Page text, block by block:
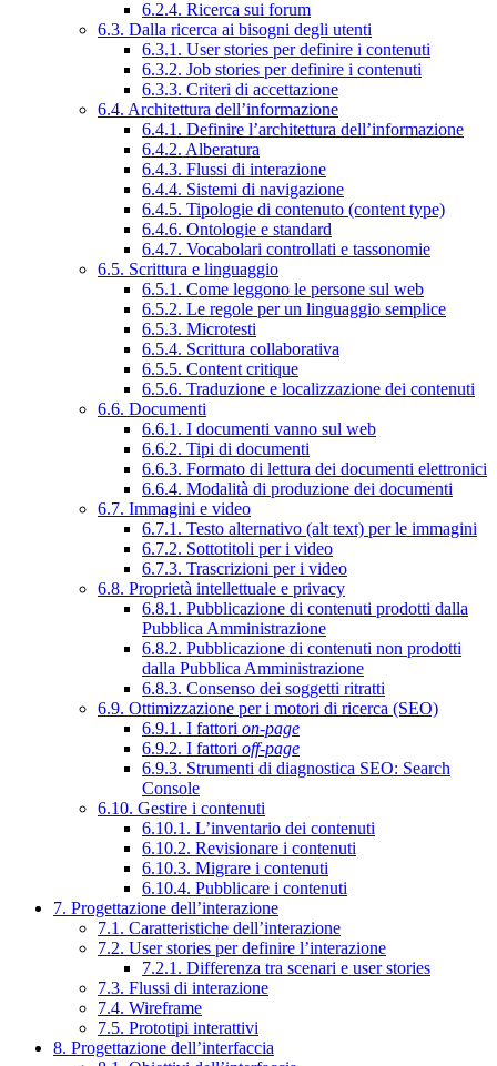
6.2.4. Ricerca sui forum
6.3. Dalla ricerca ai bisogni degli utenti
6.3.1. User stories per definire i contenuti
6.3.2. Job stories per definire i contenuti
6.3.3. Criteri di accettazione
6.4. Architettura dell’informazione
6.4.1. Definire l’architettura dell’informazione
6.4.2. Alberatura
6.4.3. Flussi di interazione
6.4.4. Sistemi di navigazione
6.4.5. Tipologie di contenuto (content type)
6.4.6. Ontologie e standard
6.4.7. Vocabolari controllati e tassonomie
6.5. Scrittura e linguaggio
6.5.1. Come leggono le persone sul web
6.5.2. Le regole per un linguaggio semplice
6.5.3. Microtesti
6.5.4. Scrittura collaborativa
6.5.5. Content critique
6.5.6. Traduzione e localizzazione dei contenuti
6.6. Documenti
6.6.1. I documenti vanno sul web
6.6.2. Tipi di documenti
6.6.3. Formato di lettura dei documenti elettronici
6.6.4. Modalità di produzione dei documenti
6.7. Immagini e video
6.7.1. Testo alternativo (alt text) per le immagini
6.7.2. Sottotitoli per i video
6.7.3. Trascrizioni per i video
6.8. Proprietà intellettuale e privacy
6.8.1. Pubblicazione di contenuti prodotti dalla
Pubblica Amministrazione
6.8.2. Pubblicazione di contenuti non prodotti
dalla Pubblica Amministrazione
6.8.3. Consenso dei soggetti ritratti
6.9. Ottimizzazione per i motori di ricerca (SEO)
6.9.1. I fattori on-page
6.9.2. I fattori off-page
6.9.3. Strumenti di diagnostica SEO: Search
Console
6.10. Gestire i contenuti
6.10.1. L’inventario dei contenuti
6.10.2. Revisionare i contenuti
6.10.3. Migrare i contenuti
6.10.4. Pubblicare i contenuti
7. Progettazione dell’interazione
7.1. Caratteristiche dell’interazione
7.2. User stories per definire l’interazione
7.2.1. Differenza tra scenari e user stories
7.3. Flussi di interazione
7.4. Wireframe
7.5. Prototipi interattivi
8. Progettazione dell’interfaccia